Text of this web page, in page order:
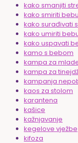
kako smanjiti
kako smiriti bebu
kako surađivati
kako umiriti
kako uspavati
kamo s bebom
kampa za
kampa za
kampanja
kaos za stolom
karantena
kašice
kažnjavanje
kegelove vježbe
kifoza